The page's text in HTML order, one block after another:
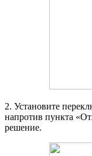
2. Установите
напротив пункта
решение.